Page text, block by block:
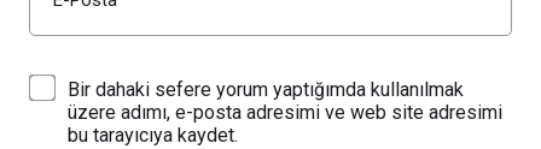
Bir dahaki sefere yorum yaptığımda kullanılmak
üzere adımı, e-posta adresimi ve web site adresimi
bu tarayıcıya kaydet.